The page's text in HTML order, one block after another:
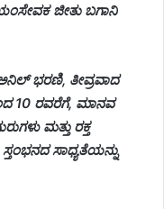
ಜೀತು ಬಗಾನಿ
ಭರಣಿ, ತೀವ್ರವಾದ
10 ರವರೆಗೆ, ಮಾನವ
ಮತ್ತು ರಕ್ತ
ಸಾಧ್ಯತೆಯನ್ನು